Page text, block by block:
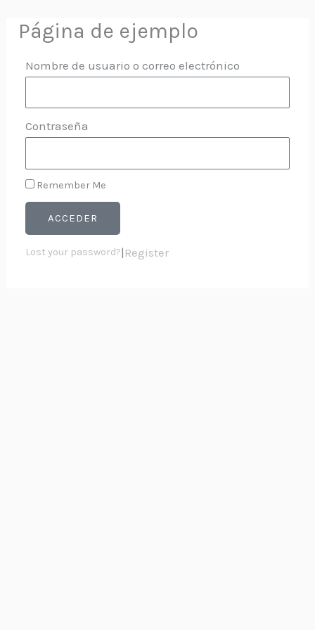
Página de ejemplo
Nombre de usuario o correo electrónico
Contraseña
Remember Me
ACCEDER
Lost your password?| Register